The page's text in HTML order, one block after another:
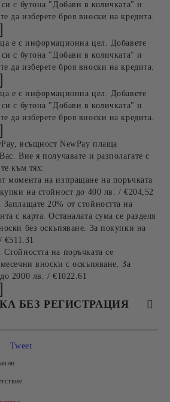
с бутона "Добави в количката" и
да изберете броя вноски на кредита.
е с информационна цел. Добавете
с бутона "Добави в количката" и
да изберете броя вноски на кредита.
е с информационна цел. Добавете
с бутона "Добави в количката" и
да изберете броя вноски на кредита.
всъщност NewPay плаща
Вие я получавате и разполагате с
към тях:
момента на изпращане на поръчката
на стойност до 400 лв. / €204,52
20% от стойността на
с карта. Останалата сума се разделя
без оскъпяване. За покупки на
€511.31
на поръчката се
вноски с оскъпяване. За
2000 лв. / €1022.61
БЕЗ РЕГИСТРАЦИЯ
Tweet